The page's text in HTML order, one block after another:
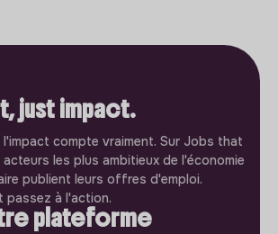
just impact.
l'impact compte vraiment. Sur Jobs that
acteurs les plus ambitieux de l'économie
publient leurs offres d'emploi.
passez à l'action.
plateforme